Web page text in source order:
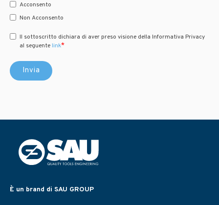
Acconsento
Non Acconsento
Il sottoscritto dichiara di aver preso visione della Informativa Privacy
al seguente link*
È un brand di SAU GROUP